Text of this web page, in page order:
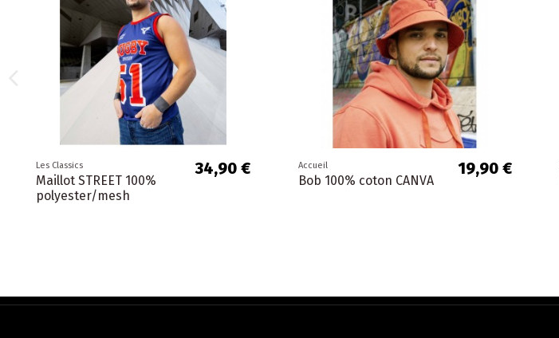
Les Classics
Maillot STREET 100%
polyester/mesh
34,90 € Accueil
Bob 100% coton CANVA
19,90 €